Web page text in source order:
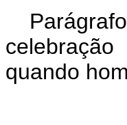
quando